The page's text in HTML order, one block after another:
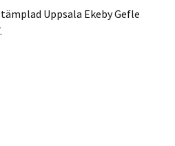
Uppsala Ekeby Gefle